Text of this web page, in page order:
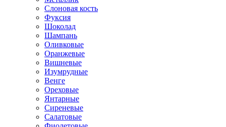
Слоновая кость
Фуксия
Шоколад
Шампань
Оливковые
Оранжевые
Вишневые
Изумрудные
Венге
Ореховые
Янтарные
Сиреневые
Салатовые